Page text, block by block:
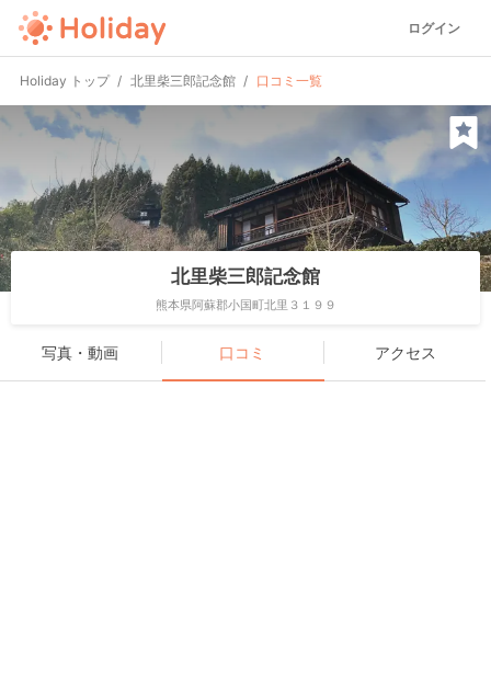
ログイン
Holiday トップ 北里柴三郎記念館 口コミ一覧
北里柴三郎記念館
熊本県阿蘇郡小国町北里３１９９
写真・動画 口コミ アクセス